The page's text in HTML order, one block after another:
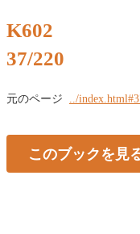
K602
37/220
元のページ ../
このブックを見